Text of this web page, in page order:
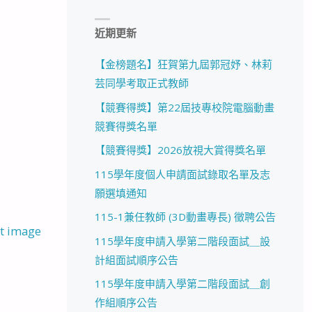
image
近期更新
【金榜題名】狂賀第九屆郭冠妤、林莉
芸同學考取正式教師
【競賽得獎】第22屆技專校院電腦動畫
競賽得獎名單
【競賽得獎】2026放視大賞得獎名單
115學年度個人申請面試錄取名單及志
願選填通知
115-1兼任教師 (3D動畫專長) 徵聘公告
115學年度申請入學第二階段面試＿設
計組面試順序公告
115學年度申請入學第二階段面試＿創
作組順序公告